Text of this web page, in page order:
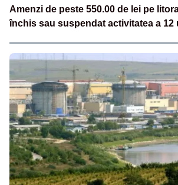
Amenzi de peste 550.00 de lei pe
închis sau suspendat activitatea a 12